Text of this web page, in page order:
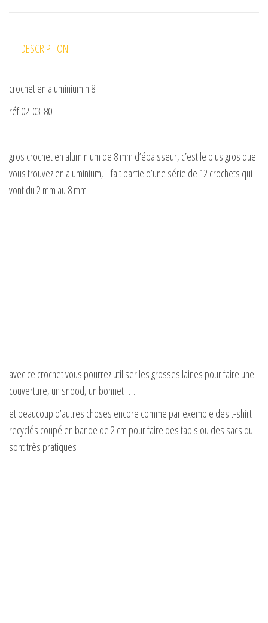
DESCRIPTION
crochet en aluminium n 8
réf 02-03-80
gros crochet en aluminium de 8 mm d’épaisseur, c’est le plus gros que
vous trouvez en aluminium, il fait partie d’une série de 12 crochets qui
vont du 2 mm au 8 mm
avec ce crochet vous pourrez utiliser les grosses laines pour faire une
couverture, un snood, un bonnet …
et beaucoup d’autres choses encore comme par exemple des t-shirt
recyclés coupé en bande de 2 cm pour faire des tapis ou des sacs qui
sont très pratiques